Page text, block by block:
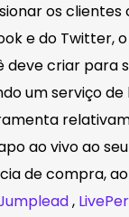
os clientes
e do
criar para
um serviço
ao vivo ao
de compra,
,